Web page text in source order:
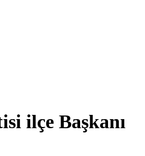
ilçe Başkanı